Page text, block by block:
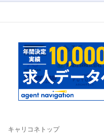
キャリコネトップ